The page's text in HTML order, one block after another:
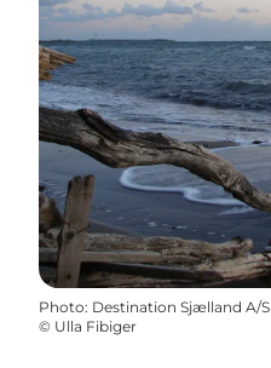
Photo: Destination Sjælland A/S
© Ulla Fibiger